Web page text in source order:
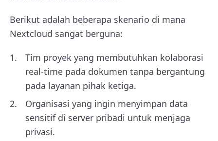
Berikut adalah beberapa skenario di mana
Nextcloud sangat berguna:
Tim proyek yang membutuhkan kolaborasi
real-time pada dokumen tanpa bergantung
pada layanan pihak ketiga.
Organisasi yang ingin menyimpan data
sensitif di server pribadi untuk menjaga
privasi.